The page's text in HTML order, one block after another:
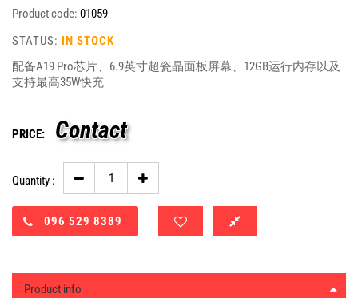
Product code: 01059
STATUS: IN STOCK
配备A19 Pro芯片、6.9英寸超瓷晶面板屏幕、12GB运行内存以及
支持最高35W快充
PRICE: Contact
Quantity :
096 529 8389
Product info